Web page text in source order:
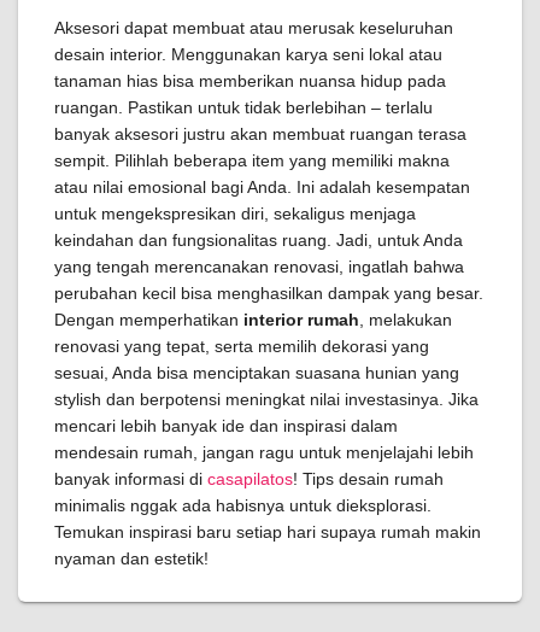
Aksesori dapat membuat atau merusak keseluruhan
desain interior. Menggunakan karya seni lokal atau
tanaman hias bisa memberikan nuansa hidup pada
ruangan. Pastikan untuk tidak berlebihan – terlalu
banyak aksesori justru akan membuat ruangan terasa
sempit. Pilihlah beberapa item yang memiliki makna
atau nilai emosional bagi Anda. Ini adalah kesempatan
untuk mengekspresikan diri, sekaligus menjaga
keindahan dan fungsionalitas ruang. Jadi, untuk Anda
yang tengah merencanakan renovasi, ingatlah bahwa
perubahan kecil bisa menghasilkan dampak yang besar.
Dengan memperhatikan interior rumah , melakukan
renovasi yang tepat, serta memilih dekorasi yang
sesuai, Anda bisa menciptakan suasana hunian yang
stylish dan berpotensi meningkat nilai investasinya. Jika
mencari lebih banyak ide dan inspirasi dalam
mendesain rumah, jangan ragu untuk menjelajahi lebih
banyak informasi di casapilatos! Tips desain rumah
minimalis nggak ada habisnya untuk dieksplorasi.
Temukan inspirasi baru setiap hari supaya rumah makin
nyaman dan estetik!